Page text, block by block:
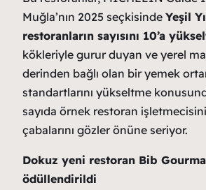
Muğla’nın 2025 seçkisinde Yeşil
restoranların sayısını 10’a
kökleriyle gurur duyan ve yerel
derinden bağlı olan bir yemek
standartlarını yükseltme
sayıda örnek restoran
çabalarını gözler önüne seriyor.
Dokuz yeni restoran Bib
ödüllendirildi